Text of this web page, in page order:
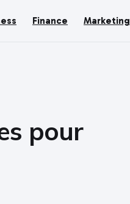
Finance Marketing
pour